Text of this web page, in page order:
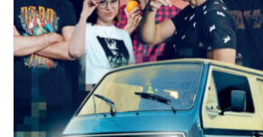
Film sa regionalnim YouTube zvezdama
dostupan na HBO GO-u
Zvezde